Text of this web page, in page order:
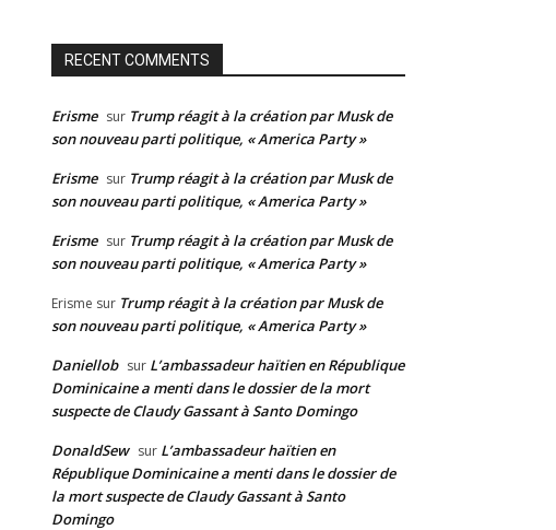
RECENT COMMENTS
Erisme sur Trump réagit à la création par Musk de
son nouveau parti politique, « America Party »
Erisme sur Trump réagit à la création par Musk de
son nouveau parti politique, « America Party »
Erisme sur Trump réagit à la création par Musk de
son nouveau parti politique, « America Party »
Erisme sur Trump réagit à la création par Musk de
son nouveau parti politique, « America Party »
Daniellob sur L’ambassadeur haïtien en République
Dominicaine a menti dans le dossier de la mort
suspecte de Claudy Gassant à Santo Domingo
DonaldSew sur L’ambassadeur haïtien en
République Dominicaine a menti dans le dossier de
la mort suspecte de Claudy Gassant à Santo
Domingo